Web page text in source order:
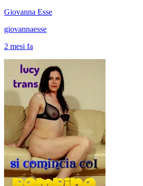
Giovanna Esse
giovannaesse
2 mesi fa